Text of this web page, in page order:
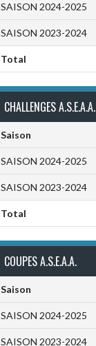
SAISON 2024-2025
SAISON 2023-2024
Total
CHALLENGES A.S.E.A.A.
Saison
SAISON 2024-2025
SAISON 2023-2024
Total
COUPES A.S.E.A.A.
Saison
SAISON 2024-2025
SAISON 2023-2024